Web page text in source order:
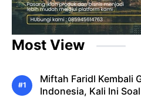
Most View
Miftah Faridl Kembali
Indonesia, Kali Ini